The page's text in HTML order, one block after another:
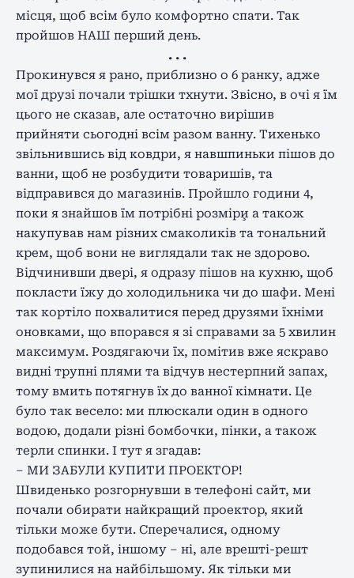
місця, щоб всім було комфортно спати. Так
пройшов НАШ перший день.
. . .
Прокинувся я рано, приблизно о 6 ранку, адже
мої друзі почали трішки тхнути. Звісно, в очі я їм
цього не сказав, але остаточно вирішив
прийняти сьогодні всім разом ванну. Тихенько
звільнившись від ковдри, я навшпиньки пішов до
ванни, щоб не розбудити товаришів, та
відправився до магазинів. Пройшло години 4,
поки я знайшов їм потрібні розміри¸ а також
накупував нам різних смаколиків та тональний
крем, щоб вони не виглядали так не здорово.
Відчинивши двері, я одразу пішов на кухню, щоб
покласти їжу до холодильника чи до шафи. Мені
так кортіло похвалитися перед друзями їхніми
оновками, що впорався я зі справами за 5 хвилин
максимум. Роздягаючи їх, помітив вже яскраво
видні трупні плями та відчув нестерпний запах,
тому вмить потягнув їх до ванної кімнати. Це
було так весело: ми плюскали один в одного
водою, додали різні бомбочки, пінки, а також
терли спинки. І тут я згадав:
– МИ ЗАБУЛИ КУПИТИ ПРОЕКТОР!
Швиденько розгорнувши в телефоні сайт, ми
почали обирати найкращий проектор, який
тільки може бути. Сперечалися, одному
подобався той, іншому – ні, але врешті-решт
зупинилися на найбільшому. Як тільки ми